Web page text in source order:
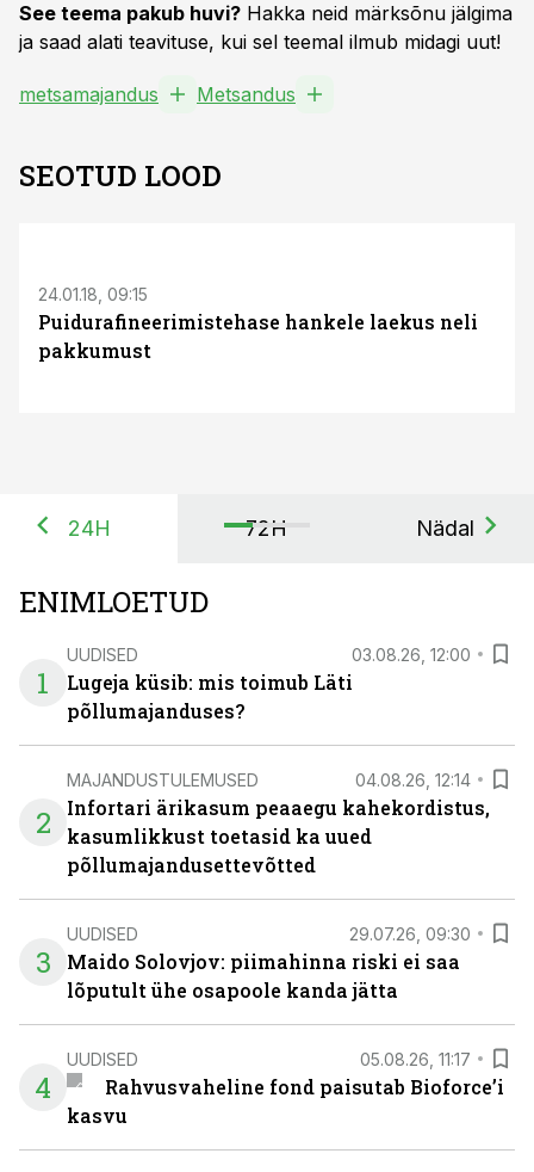
See teema pakub huvi? Hakka neid märksõnu jälgima
ja saad alati teavituse, kui sel teemal ilmub midagi uut!
metsamajandus Metsandus
SEOTUD LOOD
24.01.18, 09:15
Puidurafineerimistehase hankele laekus neli
pakkumust
24H 72H Nädal
ENIMLOETUD
1
UUDISED 03.08.26, 12:00
Lugeja küsib: mis toimub Läti
põllumajanduses?
2
MAJANDUSTULEMUSED 04.08.26, 12:14
Infortari ärikasum peaaegu kahekordistus,
kasumlikkust toetasid ka uued
põllumajandusettevõtted
3
UUDISED 29.07.26, 09:30
Maido Solovjov: piimahinna riski ei saa
lõputult ühe osapoole kanda jätta
4
UUDISED 05.08.26, 11:17
Rahvusvaheline fond paisutab Bioforce’i
kasvu